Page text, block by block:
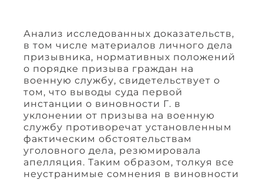
Анализ исследованных доказательств,
в том числе материалов личного дела
призывника, нормативных положений
о порядке призыва граждан на
военную службу, свидетельствует о
том, что выводы суда первой
инстанции о виновности Г. в
уклонении от призыва на военную
службу противоречат установленным
фактическим обстоятельствам
уголовного дела, резюмировала
апелляция. Таким образом, толкуя все
неустранимые сомнения в виновности